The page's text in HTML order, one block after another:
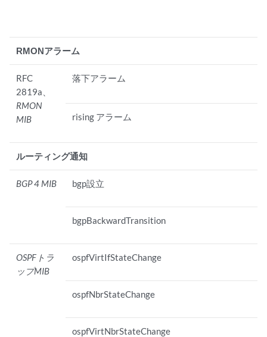
RMONアラーム
RFC
2819a、
RMON
MIB
落下アラーム
rising アラーム
ルーティング通知
BGP 4 MIB bgp設立
bgpBackwardTransition
OSPFトラ
ップMIB
ospfVirtIfStateChange
ospfNbrStateChange
ospfVirtNbrStateChange